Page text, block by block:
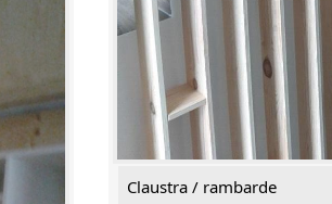
Claustra / rambarde